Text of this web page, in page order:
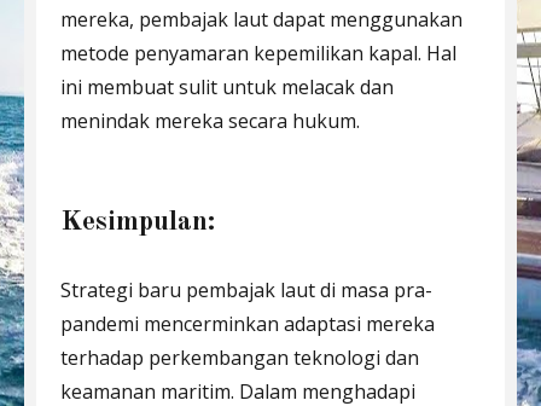
mereka, pembajak laut dapat menggunakan
metode penyamaran kepemilikan kapal. Hal
ini membuat sulit untuk melacak dan
menindak mereka secara hukum.
Kesimpulan:
Strategi baru pembajak laut di masa pra-
pandemi mencerminkan adaptasi mereka
terhadap perkembangan teknologi dan
keamanan maritim. Dalam menghadapi